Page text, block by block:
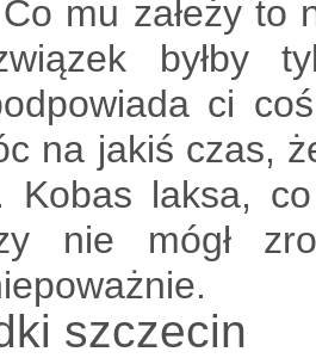
Co mu załeży
byłby
ci
na jakiś czas,
Kobas laksa,
nie mógł
szczecin